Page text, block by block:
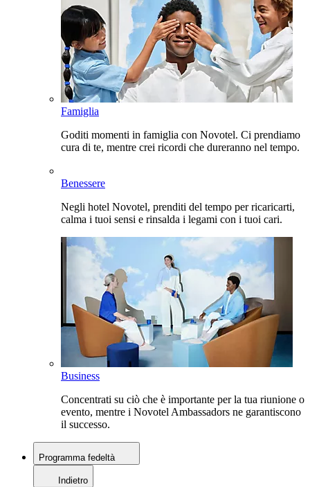
Famiglia
Goditi momenti in famiglia con Novotel. Ci prendiamo
cura di te, mentre crei ricordi che dureranno nel tempo.
Benessere
Negli hotel Novotel, prenditi del tempo per ricaricarti,
calma i tuoi sensi e rinsalda i legami con i tuoi cari.
Business
Concentrati su ciò che è importante per la tua riunione o
evento, mentre i Novotel Ambassadors ne garantiscono
il successo.
Programma fedeltà
Indietro